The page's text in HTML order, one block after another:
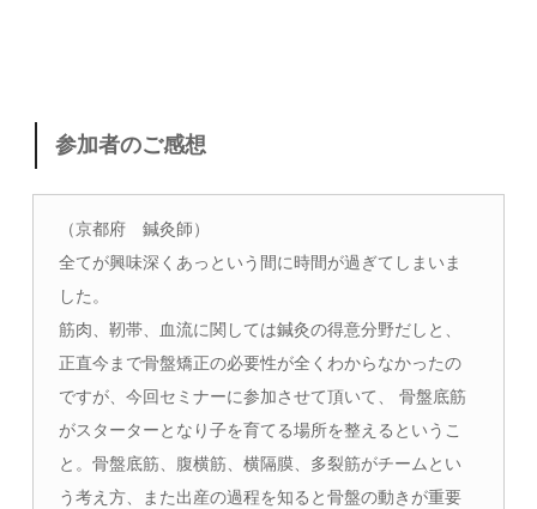
参加者のご感想
（京都府 鍼灸師）
全てが興味深くあっという間に時間が過ぎてしまいま
した。
筋肉、靭帯、血流に関しては鍼灸の得意分野だしと、
正直今まで骨盤矯正の必要性が全くわからなかったの
ですが、今回セミナーに参加させて頂いて、 骨盤底筋
がスターターとなり子を育てる場所を整えるというこ
と。骨盤底筋、腹横筋、横隔膜、多裂筋がチームとい
う考え方、また出産の過程を知ると骨盤の動きが重要